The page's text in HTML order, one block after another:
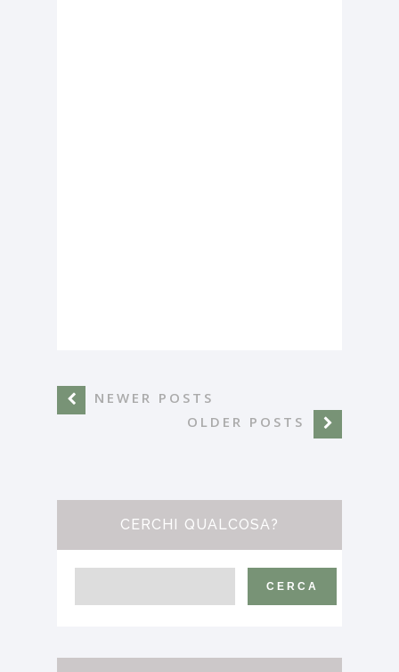
NEWER POSTS
OLDER POSTS
CERCHI QUALCOSA?